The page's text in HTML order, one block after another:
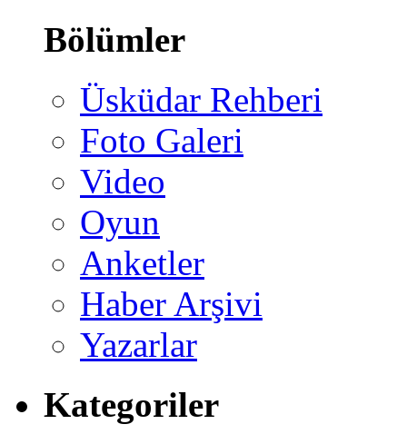
Bölümler
Üsküdar Rehberi
Foto Galeri
Video
Oyun
Anketler
Haber Arşivi
Yazarlar
Kategoriler